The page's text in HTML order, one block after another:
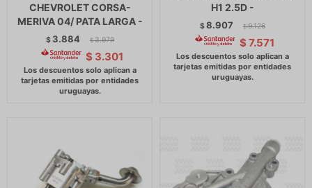
CHEVROLET CORSA-
MERIVA 04/ PATA LARGA -
$ 3.884 $ 3.979
$ 3.301
H1 2.5D -
$8.907 $ 9.126
$ 7.571